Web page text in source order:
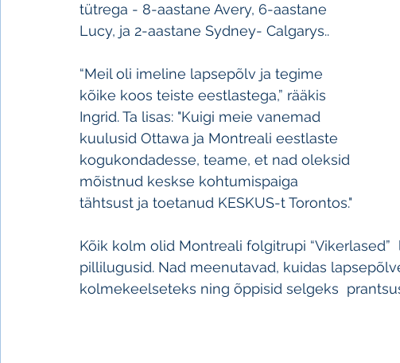
tütrega - 8-aastane Avery, 6-aastane
Lucy, ja 2-aastane Sydney- Calgarys..
“Meil oli imeline lapsepõlv ja tegime
kõike koos teiste eestlastega,” rääkis
Ingrid. Ta lisas: "Kuigi meie vanemad
kuulusid Ottawa ja Montreali eestlaste
kogukondadesse, teame, et nad oleksid
mõistnud keskse kohtumispaiga
tähtsust ja toetanud KESKUS-t Torontos."
Kõik kolm olid Montreali folgitrupi
pillilugusid. Nad meenutavad, kuidas
kolmekeelseteks ning õppisid selgeks